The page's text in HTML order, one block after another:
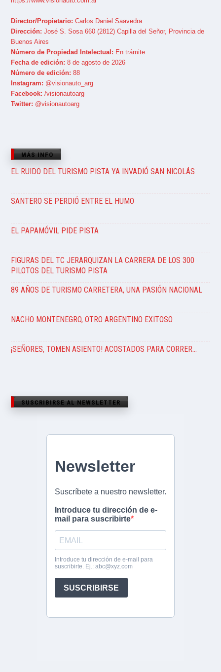
Director/Propietario: Carlos Daniel Saavedra
Dirección: José S. Sosa 660 (2812) Capilla del Señor, Provincia de
Buenos Aires
Número de Propiedad Intelectual: En trámite
Fecha de edición: 8 de agosto de 2026
Número de edición: 88
Instagram: @visionauto_arg
Facebook: /visionautoarg
Twitter: @visionautoarg
MÁS INFO
EL RUIDO DEL TURISMO PISTA YA INVADIÓ SAN NICOLÁS
SANTERO SE PERDIÓ ENTRE EL HUMO
EL PAPAMÓVIL PIDE PISTA
FIGURAS DEL TC JERARQUIZAN LA CARRERA DE LOS 300
PILOTOS DEL TURISMO PISTA
89 AÑOS DE TURISMO CARRETERA, UNA PASIÓN NACIONAL
NACHO MONTENEGRO, OTRO ARGENTINO EXITOSO
¡SEÑORES, TOMEN ASIENTO! ACOSTADOS PARA CORRER…
SUSCRIBIRSE AL NEWSLETTER